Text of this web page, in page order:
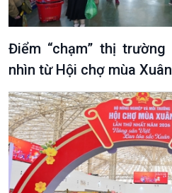
Điểm “chạm” thị
nhìn từ Hội chợ mùa